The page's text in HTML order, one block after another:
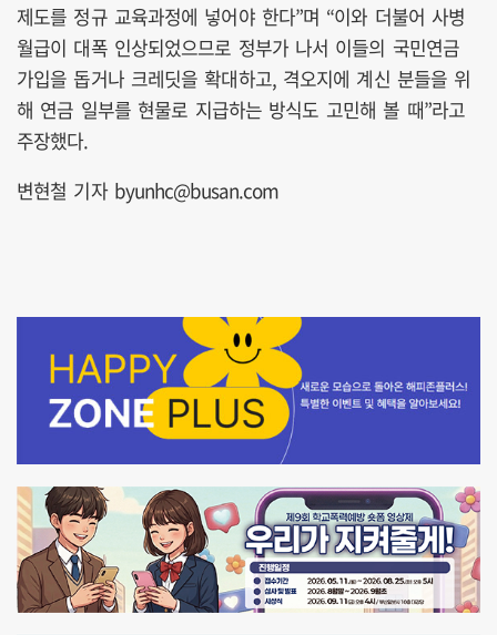
제도를 정규 교육과정에 넣어야 한다”며 “이와 더불어 사병
월급이 대폭 인상되었으므로 정부가 나서 이들의 국민연금
가입을 돕거나 크레딧을 확대하고, 격오지에 계신 분들을 위
해 연금 일부를 현물로 지급하는 방식도 고민해 볼 때”라고
주장했다.
변현철 기자 byunhc@busan.com